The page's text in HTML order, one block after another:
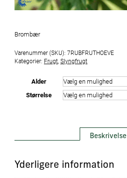
Brombær
Varenummer (SKU): 7RUBFRUTHOEVE
Kategorier: Frugt Slyngfrugt
Alder
Størrelse
Beskrivelse
Yderligere information